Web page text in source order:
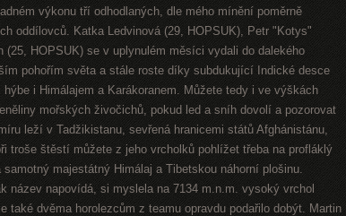
výkonu tří odhodlaných, dle mého mínění poměrně
oddílovců. Katka Ledvinová (29, HOPSUK), Petr "Kotys"
(25, HOPSUK) se v uplynulém měsíci vydali do dalekého
pohořím světa a stále roste díky subdukující Indické desce
i Himálajem a Karákoranem. Můžete tedy i ve výškách
mořských živočichů, pokud led a sníh dovolí a pozorovat
leží v Tadžikistanu, sevřená hranicemi států Afghánistánu,
troše štěstí můžete z jeho vrcholků pohlížet třeba na profláklý
majestátný Himálaj a Tibetskou náhorní plošinu.
název napovídá, si myslela na 7134 m.n.m. vysoký vrchol
také dvěma horolezcům z teamu opravdu podařilo dobýt. Martin